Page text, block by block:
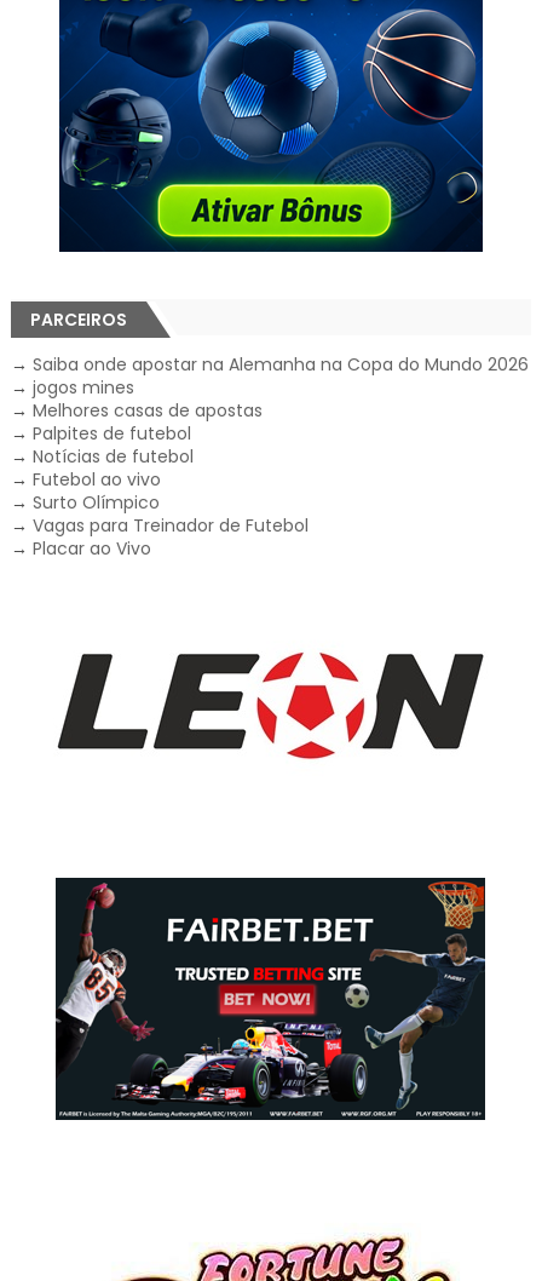
PARCEIROS
→ Saiba onde apostar na Alemanha na Copa do Mundo 2026
→ jogos mines
→ Melhores casas de apostas
→ Palpites de futebol
→ Notícias de futebol
→ Futebol ao vivo
→ Surto Olímpico
→ Vagas para Treinador de Futebol
→ Placar ao Vivo